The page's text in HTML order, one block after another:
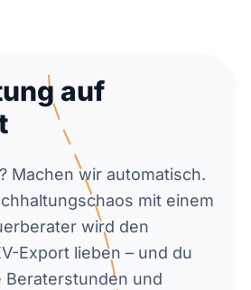
auf
Machen wir automatisch.
mit einem
wird den
Export lieben – und du
Beraterstunden und